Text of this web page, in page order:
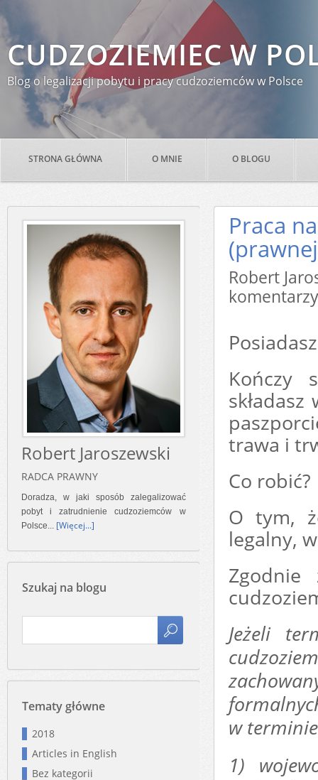
CUDZOZIEMIEC W
Blog o legalizacji pobytu i pracy cudzoziemców w Polsce
STRONA GŁÓWNA O MNIE O BLOGU
Praca
Robert
komentarzy
Kończy
trawa i
Co robić?
O tym,
legalny,
Jeżeli
w
1)
Robert Jaroszewski
RADCA PRAWNY
Doradza, w jaki sposób zalegalizować
pobyt i zatrudnienie cudzoziemców w
Polsce... [Więcej...]
Szukaj na blogu
Tematy główne
2018
Articles in English
Bez kategorii